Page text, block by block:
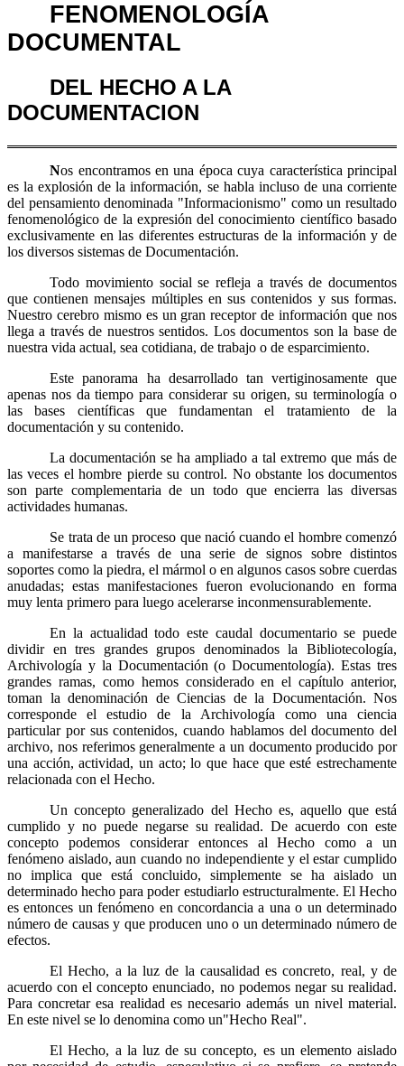
FENOMENOLOGÍA
DOCUMENTAL
DEL HECHO A LA
DOCUMENTACION
Nos encontramos en una época cuya característica principal
es la explosión de la información, se habla incluso de una corriente
del pensamiento denominada "Informacionismo" como un resultado
fenomenológico de la expresión del conocimiento científico basado
exclusivamente en las diferentes estructuras de la información y de
los diversos sistemas de Documentación.
Todo movimiento social se refleja a través de documentos
que contienen mensajes múltiples en sus contenidos y sus formas.
Nuestro cerebro mismo es un gran receptor de información que nos
llega a través de nuestros sentidos. Los documentos son la base de
nuestra vida actual, sea cotidiana, de trabajo o de esparcimiento.
Este panorama ha desarrollado tan vertiginosamente que
apenas nos da tiempo para considerar su origen, su terminología o
las bases científicas que fundamentan el tratamiento de la
documentación y su contenido.
La documentación se ha ampliado a tal extremo que más de
las veces el hombre pierde su control. No obstante los documentos
son parte complementaria de un todo que encierra las diversas
actividades humanas.
Se trata de un proceso que nació cuando el hombre comenzó
a manifestarse a través de una serie de signos sobre distintos
soportes como la piedra, el mármol o en algunos casos sobre cuerdas
anudadas; estas manifestaciones fueron evolucionando en forma
muy lenta primero para luego acelerarse inconmensurablemente.
En la actualidad todo este caudal documentario se puede
dividir en tres grandes grupos denominados la Bibliotecología,
Archivología y la Documentación (o Documentología). Estas tres
grandes ramas, como hemos considerado en el capítulo anterior,
toman la denominación de Ciencias de la Documentación. Nos
corresponde el estudio de la Archivología como una ciencia
particular por sus contenidos, cuando hablamos del documento del
archivo, nos referimos generalmente a un documento producido por
una acción, actividad, un acto; lo que hace que esté estrechamente
relacionada con el Hecho.
Un concepto generalizado del Hecho es, aquello que está
cumplido y no puede negarse su realidad. De acuerdo con este
concepto podemos considerar entonces al Hecho como a un
fenómeno aislado, aun cuando no independiente y el estar cumplido
no implica que está concluido, simplemente se ha aislado un
determinado hecho para poder estudiarlo estructuralmente. El Hecho
es entonces un fenómeno en concordancia a una o un determinado
número de causas y que producen uno o un determinado número de
efectos.
El Hecho, a la luz de la causalidad es concreto, real, y de
acuerdo con el concepto enunciado, no podemos negar su realidad.
Para concretar esa realidad es necesario además un nivel material.
En este nivel se lo denomina como un"Hecho Real".
El Hecho, a la luz de su concepto, es un elemento aislado